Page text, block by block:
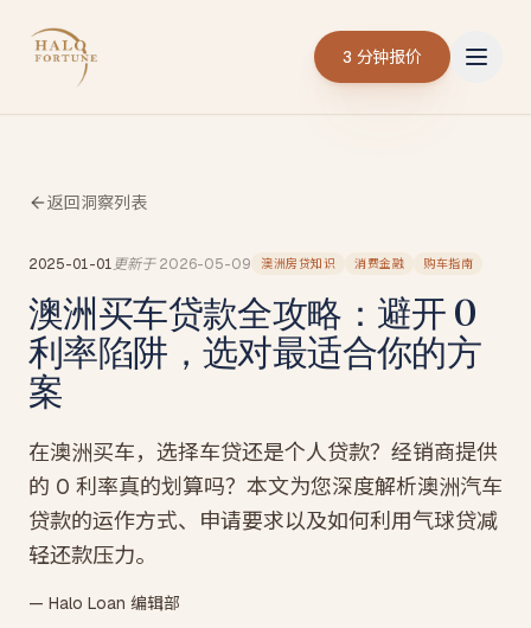
3 分钟报价
返回洞察列表
2025-01-01更新于 2026-05-09 澳洲房贷知识 消费金融 购车指南
澳洲买车贷款全攻略：避开 0
利率陷阱，选对最适合你的方
案
在澳洲买车，选择车贷还是个人贷款？经销商提供
的 0 利率真的划算吗？本文为您深度解析澳洲汽车
贷款的运作方式、申请要求以及如何利用气球贷减
轻还款压力。
— Halo Loan 编辑部